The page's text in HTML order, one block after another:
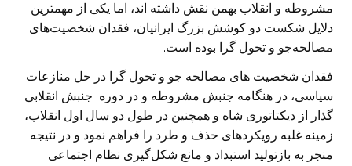
مشروطه و انقلاب بهمن نقش داشته اند، اما یکی از مهمترین
دلایل شکست دو کوشش بزرگ ایرانیان، فقدان شخصیت‌های
مصالحه‌جو و تحول گرا بوده است.
فقدان شخصیت های مصالحه جو و تحول گرا در حل منازعات
سیاسی، در هنگامه جنبش مشروطه و در دوره جنبش انقلابی
گذار از دیکتاتوری شاه و همچنین در طول دو سال اول انقلاب،
زمینه غلبه رویکردهای حذف و طرد را فراهم نمود و در نتیجه
منجر به بازتولید استبداد و مانع شکل‌گیری نظام اجتماعی